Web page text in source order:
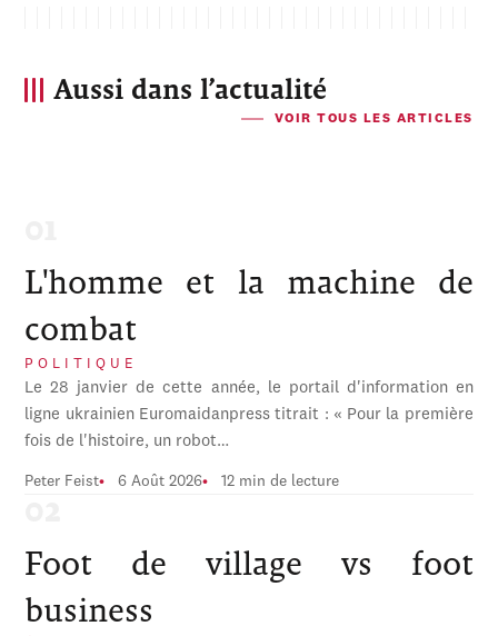
Aussi dans l’actualité
VOIR TOUS LES ARTICLES
L'homme et la machine de
combat
POLITIQUE
Le 28 janvier de cette année, le portail d'information en
ligne ukrainien Euromaidanpress titrait : « Pour la première
fois de l'histoire, un robot…
Peter Feist 6 Août 2026 12 min de lecture
Foot de village vs foot
business